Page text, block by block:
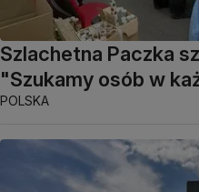
Szlachetna Paczka
"Szukamy osób w
POLSKA